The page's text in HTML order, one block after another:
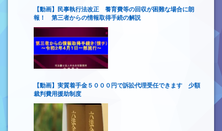
【動画】民事執行法改正 養育費等の回収が困難な場合に朗
報！ 第三者からの情報取得手続の解説
【動画】実質着手金５０００円で訴訟代理受任できます 少額
裁判費用援助制度